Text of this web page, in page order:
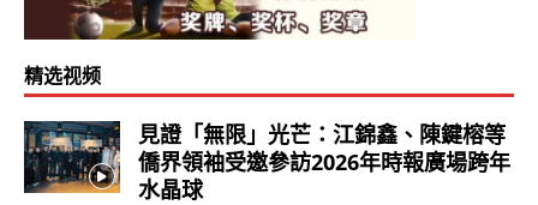
精选视频
見證「無限」光芒：江錦鑫、陳鍵榕等
僑界領袖受邀參訪2026年時報廣場跨年
水晶球